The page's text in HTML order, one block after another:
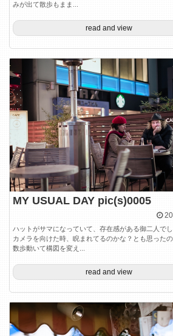
みが出て散歩もまま...
read and view
MY USUAL DAY pic(s)0005
ハットがサマになっていて、存在感がある御二人で
カメラを向けた時、睨まれてるのかな？とも思ったの
数歩動いて構図を変え...
read and view